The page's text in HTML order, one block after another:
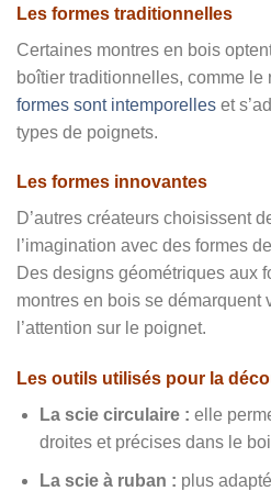
Les formes traditionnelles
Certaines montres en bois
boîtier traditionnelles, comme le
formes sont intemporelles et
types de poignets.
Les formes innovantes
D’autres créateurs choisissent
l’imagination avec des formes
Des designs géométriques aux
montres en bois se démarquent
l’attention sur le poignet.
Les outils utilisés pour la
La scie circulaire : elle
droites et précises dans le
La scie à ruban : plus